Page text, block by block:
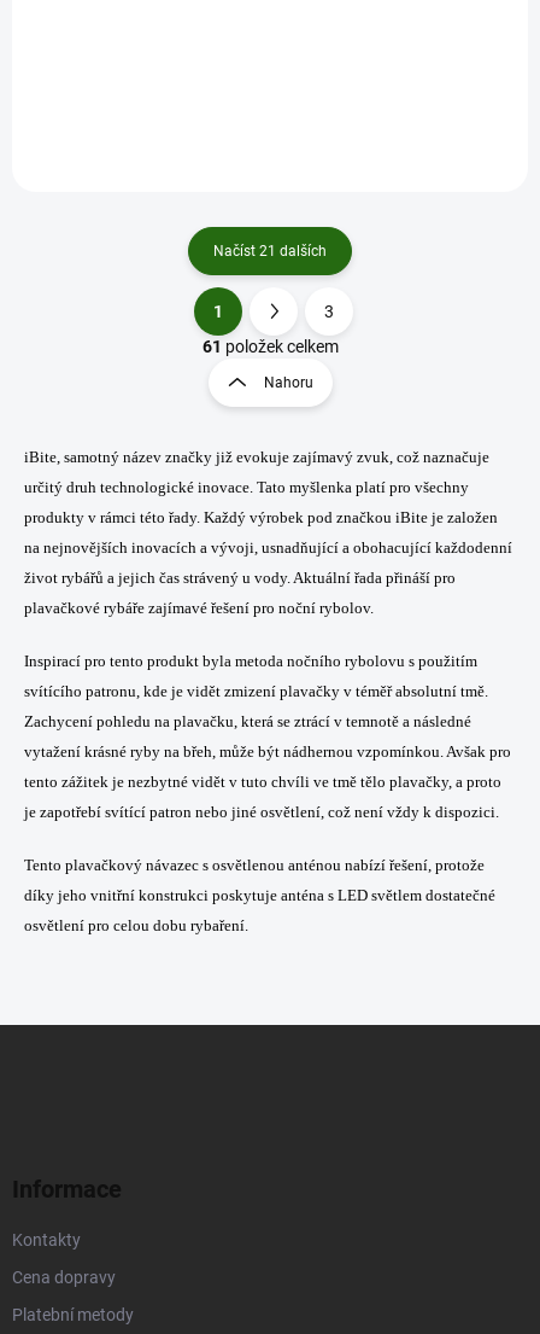
O
v
á
d
c
í
r
v
k
v
p
i
s
u
Načíst 21 dalších
S
t
r
á
k
o
v
n
í
1
3
61 položek celkem
Nahoru
iBite, samotný název značky již evokuje zajímavý zvuk, což naznačuje
určitý druh technologické inovace. Tato myšlenka platí pro všechny
produkty v rámci této řady. Každý výrobek pod značkou iBite je založen
na nejnovějších inovacích a vývoji, usnadňující a obohacující každodenní
život rybářů a jejich čas strávený u vody. Aktuální řada přináší pro
plavačkové rybáře zajímavé řešení pro noční rybolov.
Inspirací pro tento produkt byla metoda nočního rybolovu s použitím
svítícího patronu, kde je vidět zmizení plavačky v téměř absolutní tmě.
Zachycení pohledu na plavačku, která se ztrácí v temnotě a následné
vytažení krásné ryby na břeh, může být nádhernou vzpomínkou. Avšak pro
tento zážitek je nezbytné vidět v tuto chvíli ve tmě tělo plavačky, a proto
je zapotřebí svítící patron nebo jiné osvětlení, což není vždy k dispozici.
Tento plavačkový návazec s osvětlenou anténou nabízí řešení, protože
díky jeho vnitřní konstrukci poskytuje anténa s LED světlem dostatečné
osvětlení pro celou dobu rybaření.
Informace
Kontakty
Cena dopravy
Platební metody